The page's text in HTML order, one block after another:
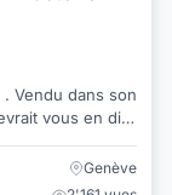
Genève